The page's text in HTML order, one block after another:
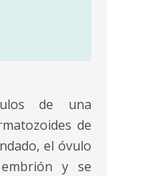
de una
de
el óvulo
y se